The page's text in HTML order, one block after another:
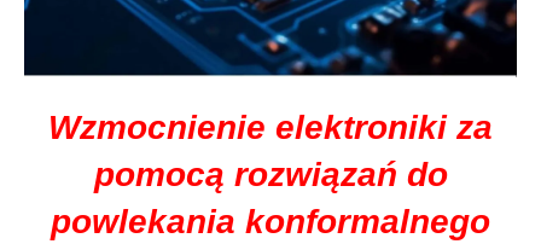
Wzmocnienie elektroniki za
pomocą rozwiązań do
powlekania konformalnego